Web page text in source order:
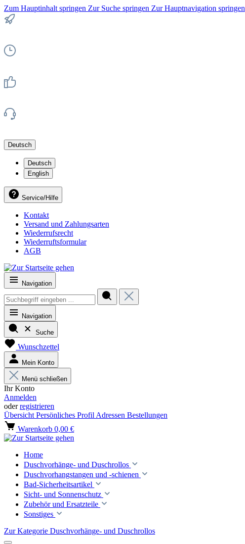
Zum Hauptinhalt springen Zur Suche springen Zur Hauptnavigation springen
Deutsch
Deutsch
English
Service/Hilfe
Kontakt
Versand und Zahlungsarten
Wiederrufsrecht
Wiederruftsformular
AGB
Navigation
Navigation
Suche
Wunschzettel
Mein Konto
Menü schließen
Ihr Konto
Anmelden
oderregistrieren
Übersicht Persönliches Profil Adressen Bestellungen
Warenkorb 0,00 €
Home
Duschvorhänge- und Duschrollos
Duschvorhangstangen und -schienen
Bad-Sicherheitsartikel
Sicht- und Sonnenschutz
Zubehör und Ersatzteile
Sonstiges
Zur Kategorie Duschvorhänge- und Duschrollos